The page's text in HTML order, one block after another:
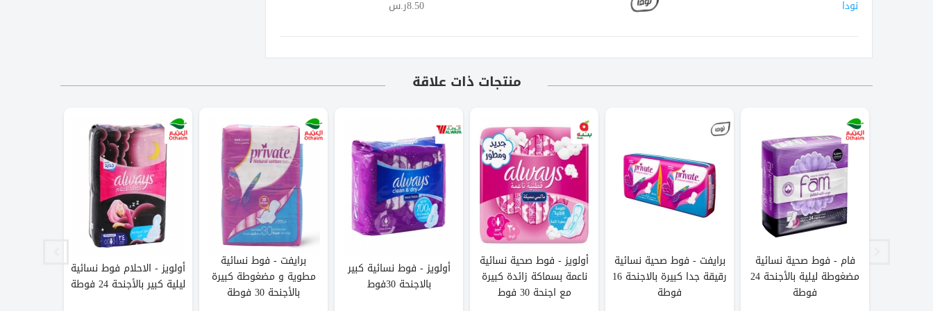
نودا 8.50ر.س
منتجات ذات علاقة
فام - فوط صحية نسائية
مضغوطة ليلية بالأجنحة 24
فوطة
برايفت - فوط صحية نسائية
رقيقة جدا كبيرة بالاجنحة 16
فوطة
أولويز - فوط صحية نسائية
ناعمة بسماكة زائدة كبيرة
مع اجنحة 30 فوط
أولويز - فوط نسائية كبير
بالاجنحة 30فوط
برايفت - فوط نسائية
مطوية و مضغوطة كبيرة
بالأجنحة 30 فوطة
أولويز - الاحلام فوط نسائية
ليلية كبير بالأجنحة 24 فوطة